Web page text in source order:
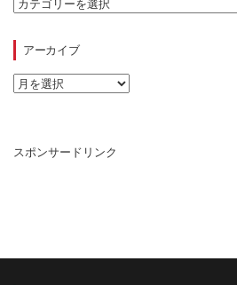
テ
ー
アーカイブ
ア
ー
スポンサードリンク